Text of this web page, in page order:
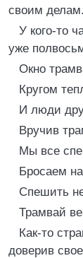
своим делам.
У кого-то
уже
Окно
Кругом
И люди
Вручив
Мы все
Бросаем
Спешить
Трамвай
Как-то
доверив